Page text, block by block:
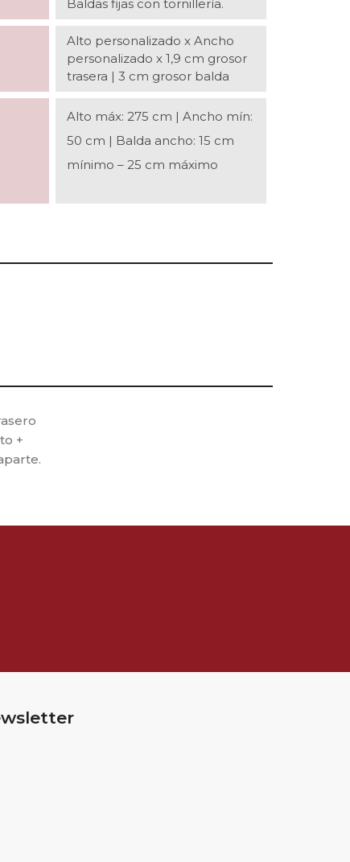
Baldas fijas con tornillería.
Alto personalizado x Ancho
personalizado x 1,9 cm grosor
trasera | 3 cm grosor balda
Alto máx: 275 cm | Ancho mín:
50 cm | Balda ancho: 15 cm
mínimo – 25 cm máximo
+